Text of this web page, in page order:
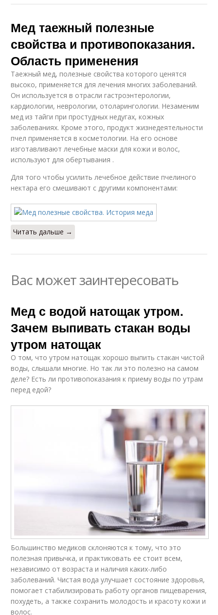
Мед таежный полезные
свойства и противопоказания.
Область применения
Таежный мед, полезные свойства которого ценятся
высоко, применяется для лечения многих заболеваний.
Он используется в отрасли гастроэнтерологии,
кардиологии, неврологии, отоларингологии. Незаменим
мед из тайги при простудных недугах, кожных
заболеваниях. Кроме этого, продукт жизнедеятельности
пчел применяется в косметологии. На его основе
изготавливают лечебные маски для кожи и волос,
используют для обертывания .
Для того чтобы усилить лечебное действие пчелиного
нектара его смешивают с другими компонентами:
Читать дальше →
Вас может заинтересовать
Мед с водой натощак утром.
Зачем выпивать стакан воды
утром натощак
О том, что утром натощак хорошо выпить стакан чистой
воды, слышали многие. Но так ли это полезно на самом
деле? Есть ли противопоказания к приему воды по утрам
перед едой?
Большинство медиков склоняются к тому, что это
полезная привычка, и практиковать ее стоит всем,
независимо от возраста и наличия каких-либо
заболеваний. Чистая вода улучшает состояние здоровья,
помогает стабилизировать работу органов пищеварения,
похудеть, а также сохранить молодость и красоту кожи и
волос.